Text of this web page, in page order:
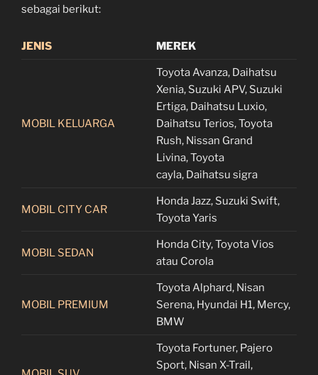
sebagai berikut:
JENIS MEREK
MOBIL KELUARGA
Toyota Avanza, Daihatsu
Xenia, Suzuki APV, Suzuki
Ertiga, Daihatsu Luxio,
Daihatsu Terios, Toyota
Rush, Nissan Grand
Livina, Toyota
cayla, Daihatsu sigra
MOBIL CITY CAR
Honda Jazz, Suzuki Swift,
Toyota Yaris
MOBIL SEDAN
Honda City, Toyota Vios
atau Corola
MOBIL PREMIUM
Toyota Alphard, Nisan
Serena, Hyundai H1, Mercy,
BMW
Toyota Fortuner, Pajero
Sport, Nisan X-Trail,